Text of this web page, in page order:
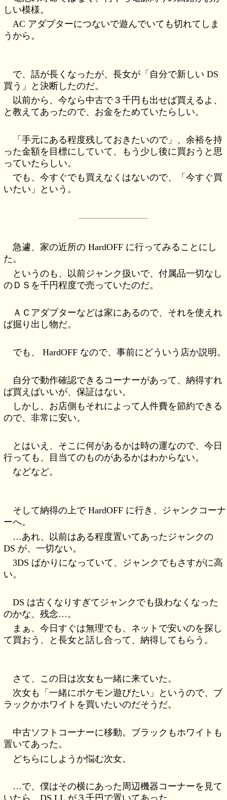
しい模様。
AC アダプターにつないで遊んでいても切れてしま
うから。
で、話が長くなったが、長女が「自分で新しい DS
買う」と決断したのだ。
以前から、今なら中古で３千円も出せば買えるよ、
と教えてあったので、お金をためていたらしい。
「手元にある程度残しておきたいので」、余裕を持
った金額を目標にしていて、もう少し後に買おうと思
っていたらしい。
でも、今すぐでも買えなくはないので、「今すぐ買
いたい」という。
急遽、家の近所の HardOFF に行ってみることにし
た。
というのも、以前ジャンク扱いで、付属品一切なし
のＤＳを千円程度で売っていたのだ。
ＡＣアダプターなどは家にあるので、それを使えれ
ば掘り出し物だ。
でも、 HardOFF なので、事前にどういう店か説明。
自分で動作確認できるコーナーがあって、納得すれ
ば買えばいいが、保証はない。
しかし、お店側もそれによって人件費を節約できる
ので、非常に安い。
とはいえ、そこに何があるかは時の運なので、今日
行っても、目当てのものがあるかはわからない。
などなど。
そして納得の上で HardOFF に行き、ジャンクコーナ
ーへ。
…あれ、以前はある程度置いてあったジャンクの
DS が、一切ない。
3DS ばかりになっていて、ジャンクでもさすがに高
い。
DS は古くなりすぎてジャンクでも扱わなくなった
のかな、残念…。
まぁ、今日すぐは無理でも、ネットで安いのを探し
て買おう、と長女と話し合って、納得してもらう。
さて、この日は次女も一緒に来ていた。
次女も「一緒にポケモン遊びたい」というので、ブ
ラックかホワイトを買いたいのだそうだ。
中古ソフトコーナーに移動。ブラックもホワイトも
置いてあった。
どちらにしようか悩む次女。
…で、僕はその横にあった周辺機器コーナーを見て